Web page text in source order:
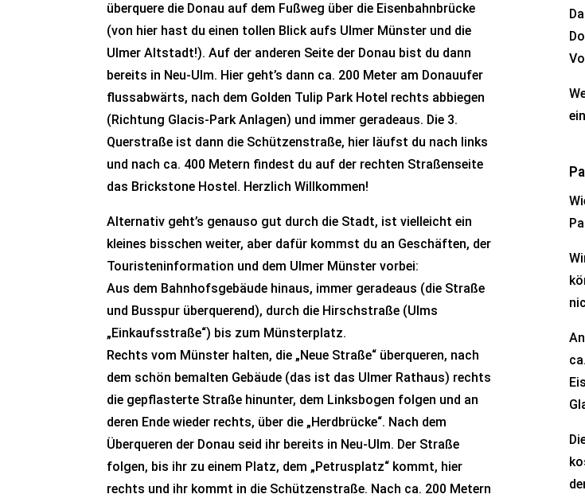
überquere die Donau auf dem Fußweg über die Eisenbahnbrücke
(von hier hast du einen tollen Blick aufs Ulmer Münster und die
Ulmer Altstadt!). Auf der anderen Seite der Donau bist du dann
bereits in Neu-Ulm. Hier geht’s dann ca. 200 Meter am Donauufer
flussabwärts, nach dem Golden Tulip Park Hotel rechts abbiegen
(Richtung Glacis-Park Anlagen) und immer geradeaus. Die 3.
Querstraße ist dann die Schützenstraße, hier läufst du nach links
und nach ca. 400 Metern findest du auf der rechten Straßenseite
das Brickstone Hostel. Herzlich Willkommen!
Alternativ geht’s genauso gut durch die Stadt, ist vielleicht ein
kleines bisschen weiter, aber dafür kommst du an Geschäften, der
Touristeninformation und dem Ulmer Münster vorbei:
Aus dem Bahnhofsgebäude hinaus, immer geradeaus (die Straße
und Busspur überquerend), durch die Hirschstraße (Ulms
„Einkaufsstraße“) bis zum Münsterplatz.
Rechts vom Münster halten, die „Neue Straße“ überqueren, nach
dem schön bemalten Gebäude (das ist das Ulmer Rathaus) rechts
die gepflasterte Straße hinunter, dem Linksbogen folgen und an
deren Ende wieder rechts, über die „Herdbrücke“. Nach dem
Überqueren der Donau seid ihr bereits in Neu-Ulm. Der Straße
folgen, bis ihr zu einem Platz, dem „Petrusplatz“ kommt, hier
rechts und ihr kommt in die Schützenstraße. Nach ca. 200 Metern